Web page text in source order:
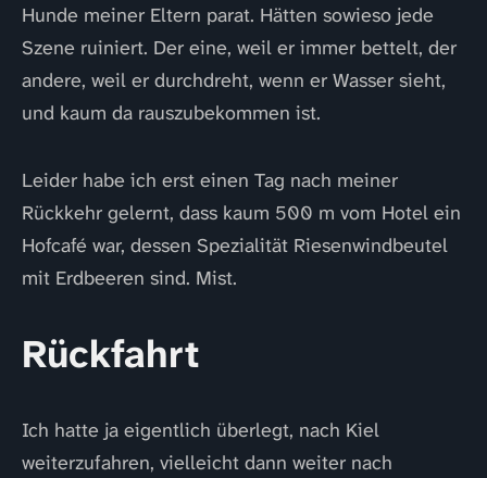
Hunde meiner Eltern parat. Hätten sowieso jede
Szene ruiniert. Der eine, weil er immer bettelt, der
andere, weil er durchdreht, wenn er Wasser sieht,
und kaum da rauszubekommen ist.
Leider habe ich erst einen Tag nach meiner
Rückkehr gelernt, dass kaum 500 m vom Hotel ein
Hofcafé war, dessen Spezialität Riesenwindbeutel
mit Erdbeeren sind. Mist.
Rückfahrt
Ich hatte ja eigentlich überlegt, nach Kiel
weiterzufahren, vielleicht dann weiter nach